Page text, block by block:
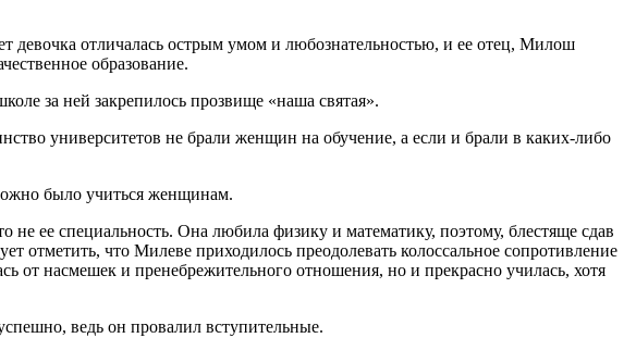
девочка отличалась острым умом и любознательностью, и ее отец, Милош
образование.
за ней закрепилось прозвище «наша святая».
университетов не брали женщин на обучение, а если и брали в каких-либо
было учиться женщинам.
не ее специальность. Она любила физику и математику, поэтому, блестяще сдав
отметить, что Милеве приходилось преодолевать колоссальное сопротивление
от насмешек и пренебрежительного отношения, но и прекрасно училась, хотя
ведь он провалил вступительные.